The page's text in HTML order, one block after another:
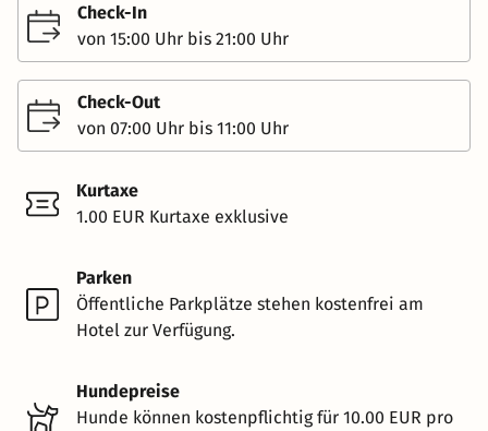
Check-In
von 15:00 Uhr bis 21:00 Uhr
Check-Out
von 07:00 Uhr bis 11:00 Uhr
Kurtaxe
1.00 EUR Kurtaxe exklusive
Parken
Öffentliche Parkplätze stehen kostenfrei am
Hotel zur Verfügung.
Hundepreise
Hunde können kostenpflichtig für 10.00 EUR pro